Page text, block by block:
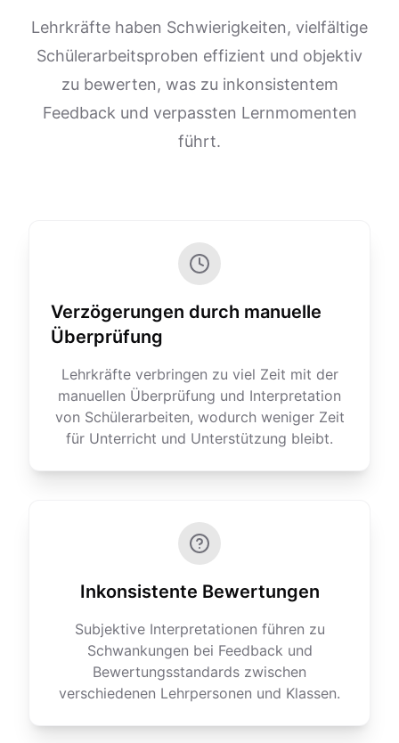
Lehrkräfte haben Schwierigkeiten, vielfältige
Schülerarbeitsproben effizient und objektiv
zu bewerten, was zu inkonsistentem
Feedback und verpassten Lernmomenten
führt.
Verzögerungen durch manuelle
Überprüfung
Lehrkräfte verbringen zu viel Zeit mit der
manuellen Überprüfung und Interpretation
von Schülerarbeiten, wodurch weniger Zeit
für Unterricht und Unterstützung bleibt.
Inkonsistente Bewertungen
Subjektive Interpretationen führen zu
Schwankungen bei Feedback und
Bewertungsstandards zwischen
verschiedenen Lehrpersonen und Klassen.